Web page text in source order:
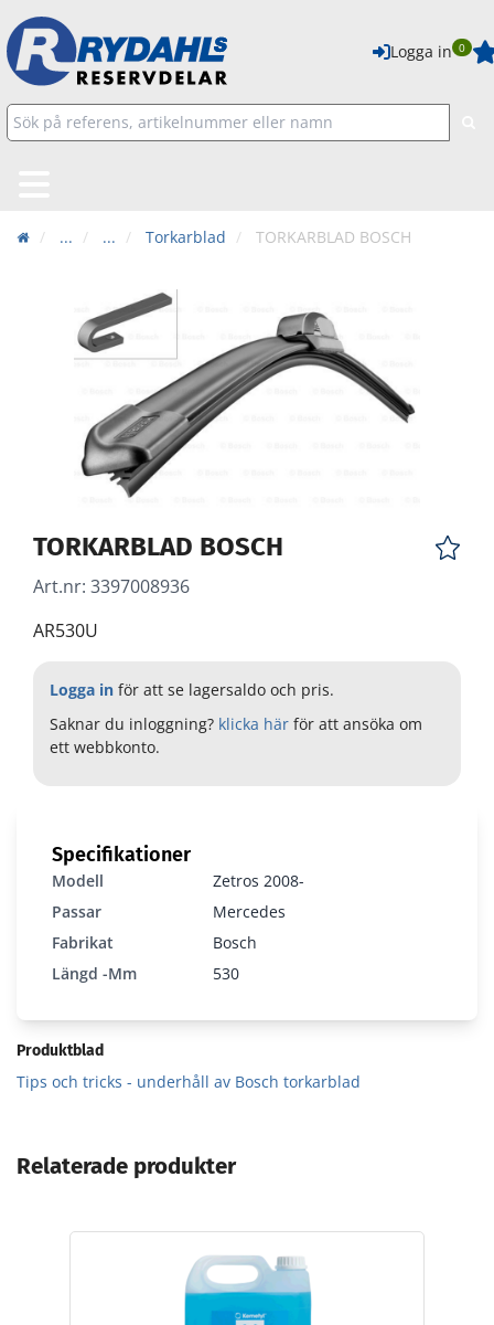
Logga in 0
... ... Torkarblad TORKARBLAD BOSCH
3397008936
TORKARBLAD BOSCH
Art.nr: 3397008936
AR530U
Logga in för att se lagersaldo och pris.
Saknar du inloggning? klicka här för att ansöka om
ett webbkonto.
Specifikationer
Modell
Zetros 2008-
Passar
Mercedes
Fabrikat
Bosch
Längd -mm
530
Produktblad
Tips och tricks - underhåll av Bosch torkarblad
Relaterade produkter